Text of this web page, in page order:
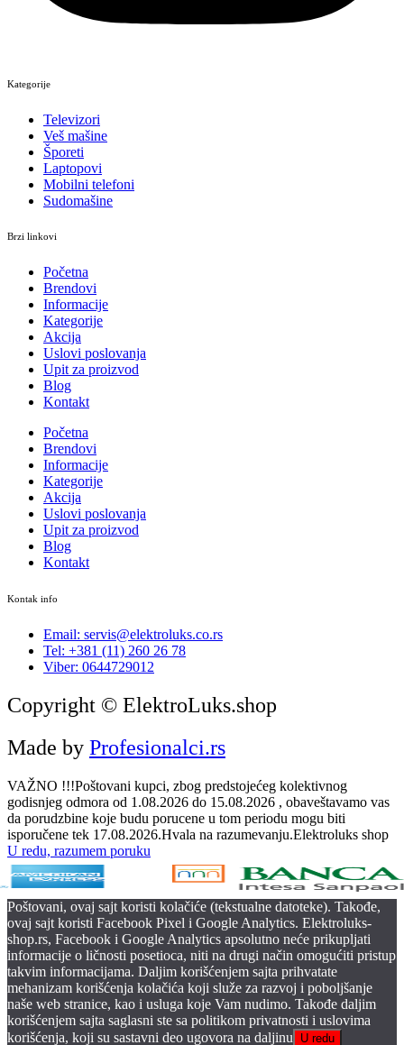
Kategorije
Televizori
Veš mašine
Šporeti
Laptopovi
Mobilni telefoni
Sudomašine
Brzi linkovi
Početna
Brendovi
Informacije
Kategorije
Akcija
Uslovi poslovanja
Upit za proizvod
Blog
Kontakt
Početna
Brendovi
Informacije
Kategorije
Akcija
Uslovi poslovanja
Upit za proizvod
Blog
Kontakt
Kontak info
Email: servis@elektroluks.co.rs
Tel: +381 (11) 260 26 78
Viber: 0644729012
Copyright © ElektroLuks.shop
Made by Profesionalci.rs
VAŽNO !!!Poštovani kupci, zbog predstojećeg kolektivnog
godisnjeg odmora od 1.08.2026 do 15.08.2026 , obaveštavamo vas
da porudzbine koje budu porucene u tom periodu mogu biti
isporučene tek 17.08.2026.Hvala na razumevanju.Elektroluks shop
U redu, razumem poruku
Poštovani, ovaj sajt koristi kolačiće (tekstualne datoteke). Takođe,
ovaj sajt koristi Facebook Pixel i Google Analytics. Elektroluks-
shop.rs, Facebook i Google Analytics apsolutno neće prikupljati
informacije o ličnosti posetioca, niti na drugi način omogućiti pristup
takvim informacijama. Daljim korišćenjem sajta prihvatate
mehanizam korišćenja kolačića koji služe za razvoj i poboljšanje
naše web stranice, kao i usluga koje Vam nudimo. Takođe daljim
korišćenjem sajta saglasni ste sa politikom privatnosti i uslovima
korišćenja, koji su sastavni deo ugovora na daljinu
U redu